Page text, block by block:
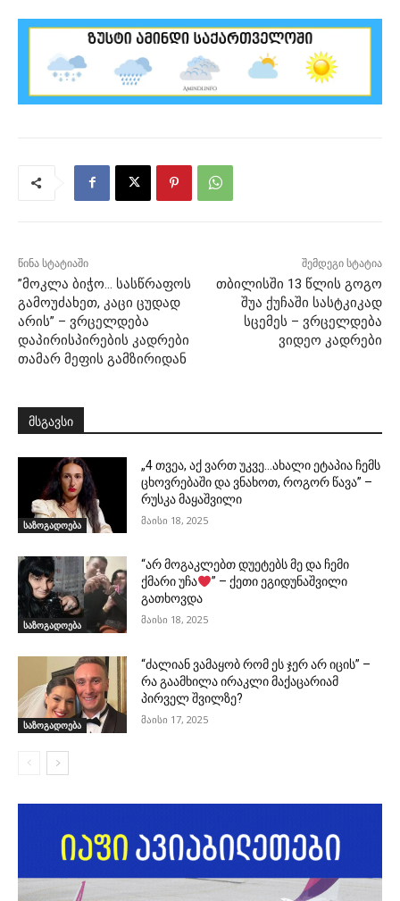
წინა სტატიაში
”მოკლა ბიჭო… სასწრაფოს
გამოუძახეთ, კაცი ცუდად
არის” – ვრცელდება
დაპირისპირების კადრები
თამარ მეფის გამზირიდან
შემდეგი სტატია
თბილისში 13 წლის გოგო
შუა ქუჩაში სასტკიკად
სცემეს – ვრცელდება
ვიდეო კადრები
მსგავსი
საზოგადოება
„4 თვეა, აქ ვართ უკვე…ახალი ეტაპია ჩემს
ცხოვრებაში და ვნახოთ, როგორ წავა” –
რუსკა მაყაშვილი
მაისი 18, 2025
საზოგადოება
“არ მოგაკლებთ დუეტებს მე და ჩემი
ქმარი უჩა
” – ქეთი ეგიდუნაშვილი
გათხოვდა
მაისი 18, 2025
საზოგადოება
“ძალიან ვამაყობ რომ ეს ჯერ არ იცის” –
რა გაამხილა ირაკლი მაქაცარიამ
პირველ შვილზე?
მაისი 17, 2025